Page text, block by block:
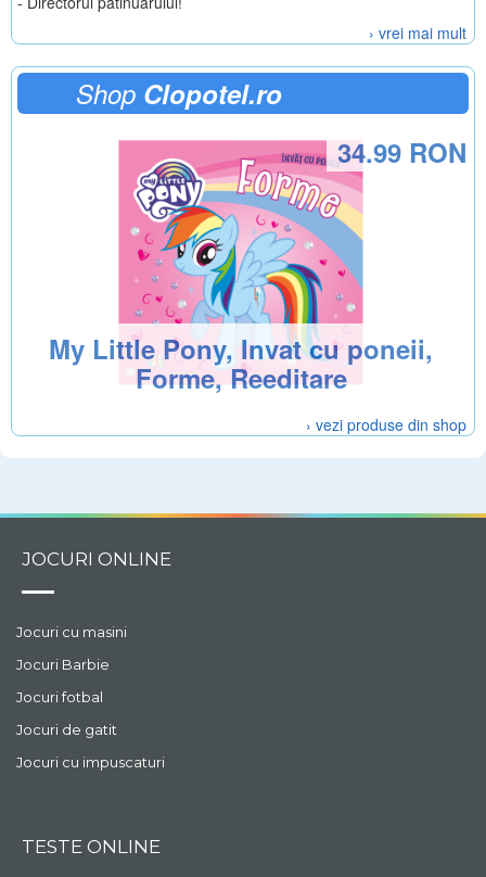
› vrei mai mult
Shop Clopotel.ro
My Little Pony, Invat cu poneii,
Forme, Reeditare
34.99 RON
› vezi produse din shop
JOCURI ONLINE
Jocuri cu masini
Jocuri Barbie
Jocuri fotbal
Jocuri de gatit
Jocuri cu impuscaturi
TESTE ONLINE